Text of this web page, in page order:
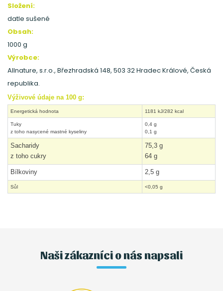
Složení:
datle sušené
Obsah:
1000 g
Výrobce:
Allnature, s.r.o., Březhradská 148, 503 32 Hradec Králové, Česká
republika.
Výživové údaje na 100 g:
Energetická hodnota 1181 kJ/282 kcal
Tuky
z toho nasycené mastné kyseliny
0,4 g
0,1 g
Sacharidy
z toho cukry
75,3 g
64 g
Bílkoviny 2,5 g
Sůl <0,05 g
Naši zákazníci o nás napsali